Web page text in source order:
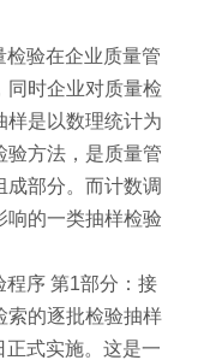
检验在企业质量管
同时企业对质量检
样是以数理统计为
验方法，是质量管
成部分。而计数调
响的一类抽样检验
程序 第1部分：接
索的逐批检验抽样
式实施。这是一